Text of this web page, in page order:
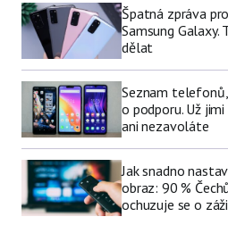
Špatná zpráva
Samsung Galaxy.
dělat
Seznam
o podporu. Už
ani nezavoláte
Jak snadno
obraz: 90 %
ochuzuje se o